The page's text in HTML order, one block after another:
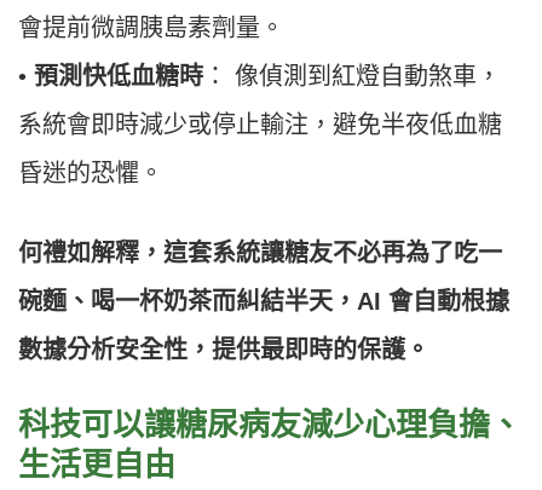
會提前微調胰島素劑量。
• 預測快低血糖時 ： 像偵測到紅燈自動煞車，
系統會即時減少或停止輸注，避免半夜低血糖
昏迷的恐懼。
何禮如解釋，這套系統讓糖友不必再為了吃一
碗麵、喝一杯奶茶而糾結半天，AI 會自動根據
數據分析安全性，提供最即時的保護。
科技可以讓糖尿病友減少心理負擔、
生活更自由